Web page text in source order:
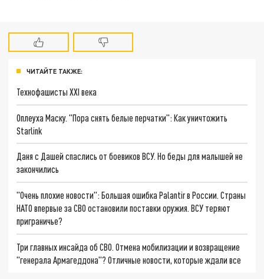
ЧИТАЙТЕ ТАКЖЕ:
Технофашисты XXI века
Оплеуха Маску. "Пора снять белые перчатки": Как уничтожить
Starlink
Даня с Дашей спаслись от боевиков ВСУ. Но беды для малышей не
закончились
"Очень плохие новости": Большая ошибка Palantir в России. Страны
НАТО впервые за СВО остановили поставки оружия. ВСУ теряют
приграничье?
Три главных инсайда об СВО. Отмена мобилизации и возвращение
"генерала Армагеддона"? Отличные новости, которые ждали все